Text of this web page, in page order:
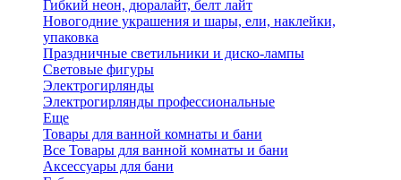
Гибкий неон, дюралайт, белт лайт
Новогодние украшения и шары, ели, наклейки,
упаковка
Праздничные светильники и диско-лампы
Световые фигуры
Электрогирлянды
Электрогирлянды профессиональные
Еще
Товары для ванной комнаты и бани
Все Товары для ванной комнаты и бани
Аксессуары для бани